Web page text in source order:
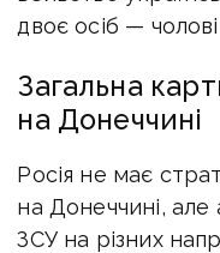
двоє осіб —
Загальна
на Донеччині
Росія не має
на Донеччині,
ЗСУ на різних